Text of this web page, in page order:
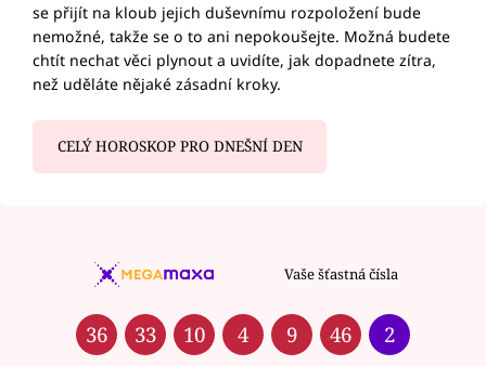
se přijít na kloub jejich duševnímu rozpoložení bude
nemožné, takže se o to ani nepokoušejte. Možná budete
chtít nechat věci plynout a uvidíte, jak dopadnete zítra,
než uděláte nějaké zásadní kroky.
CELÝ HOROSKOP PRO DNEŠNÍ DEN
Vaše šťastná čísla
36 33 10 4 9 46 2